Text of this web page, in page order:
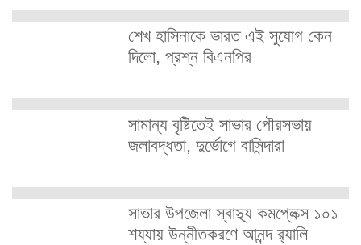
শেখ হাসিনাকে ভারত এই সুযোগ কেন
দিলো, প্রশ্ন বিএনপির
সামান্য বৃষ্টিতেই সাভার পৌরসভায়
জলাবদ্ধতা, দুর্ভোগে বাসিন্দারা
সাভার উপজেলা স্বাস্থ্য কমপ্লেক্স ১০১
শয্যায় উন্নীতকরণে আনন্দ র‍্যালি